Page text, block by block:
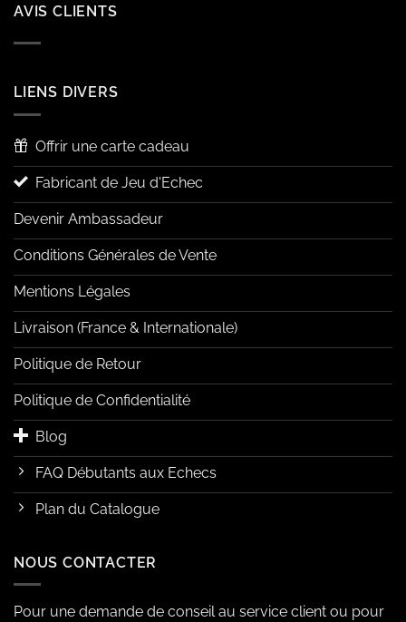
AVIS CLIENTS
LIENS DIVERS
Offrir une carte cadeau
Fabricant de Jeu d'Echec
Devenir Ambassadeur
Conditions Générales de Vente
Mentions Légales
Livraison (France & Internationale)
Politique de Retour
Politique de Confidentialité
Blog
FAQ Débutants aux Echecs
Plan du Catalogue
NOUS CONTACTER
Pour une demande de conseil au service client ou pour